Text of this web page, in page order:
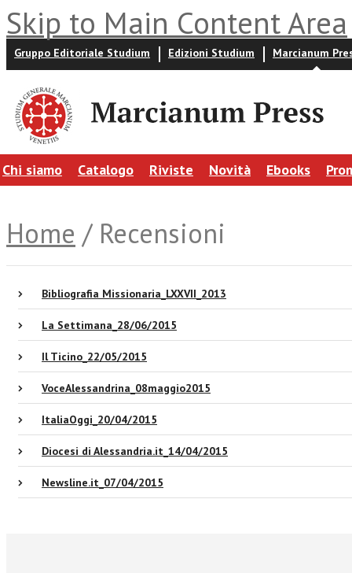
Skip to Main Content Area
Gruppo Editoriale Studium Edizioni Studium Marcianum
Chi siamo Catalogo Riviste Novità Ebooks
Home / Recensioni
Bibliografia Missionaria_LXXVII_2013
La Settimana_28/06/2015
Il Ticino_22/05/2015
VoceAlessandrina_08maggio2015
ItaliaOggi_20/04/2015
Diocesi di Alessandria.it_14/04/2015
Newsline.it_07/04/2015